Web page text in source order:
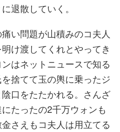
退散していく。
い問題が山積みのコ夫人
け渡してくれとやってき
はネットニュースで知る
捨てて玉の輿に乗ったジ
口をたたかれる。さんざ
たったの2千万ウォンも
さえもコ夫人は用立てる